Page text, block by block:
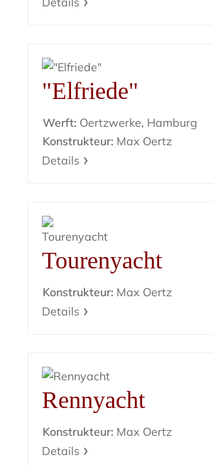
"Elfriede"
Werft: Oertzwerke, Hamburg
Konstrukteur: Max Oertz
Details
Tourenyacht
Konstrukteur: Max Oertz
Details
Rennyacht
Konstrukteur: Max Oertz
Details